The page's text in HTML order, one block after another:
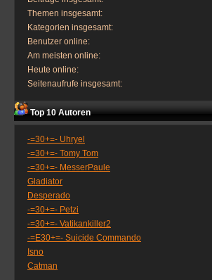
Themen insgesamt:
Kategorien insgesamt:
Benutzer online:
Am meisten online:
Heute online:
Seitenaufrufe insgesamt:
Top 10 Autoren
-=30+=- Uhryel
-=30+=- Tomy Tom
-=30+=- MesserPaule
Gladiator
Desperado
-=30+=- Petzi
-=30+=- Vatikankiller2
-=E30+=- Suicide Commando
Isno
Catman